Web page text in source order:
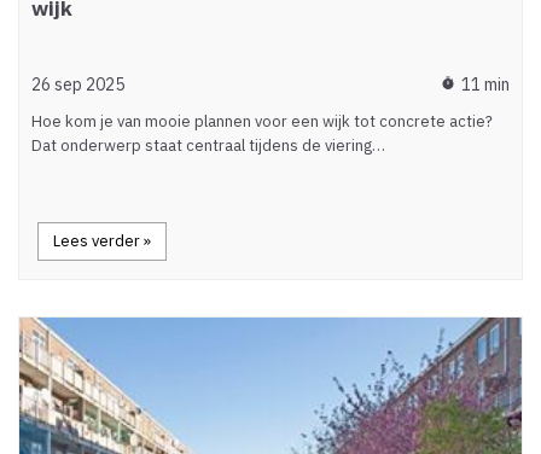
wijk
26 sep 2025 timer 11 min
Hoe kom je van mooie plannen voor een wijk tot concrete actie?
Dat onderwerp staat centraal tijdens de viering…
Lees verder »